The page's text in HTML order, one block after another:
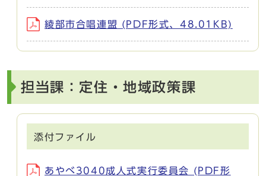
綾部市合唱連盟 (PDF形式、48.01KB)
担当課：定住・地域政策課
添付ファイル
あやべ3040成人式実行委員会 (PDF形